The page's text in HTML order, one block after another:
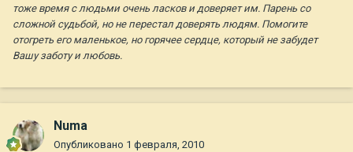
тоже время с людьми очень ласков и доверяет им. Парень со
сложной судьбой, но не перестал доверять людям. Помогите
отогреть его маленькое, но горячее сердце, который не забудет
Вашу заботу и любовь.
Numa
Опубликовано 1 февраля, 2010